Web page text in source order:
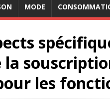
MODE
les